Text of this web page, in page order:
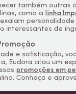
também outras
como a linha
interessantes de
e sofisticação,
Eudora criou um
promoções em
Conheça e